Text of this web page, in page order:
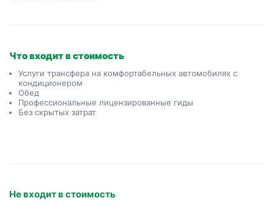
Что входит в стоимость
Услуги трансфера на комфортабельных автомобилях с
кондиционером
Обед
Профессиональные лицензированные гиды
Без скрытых затрат
Не входит в стоимость